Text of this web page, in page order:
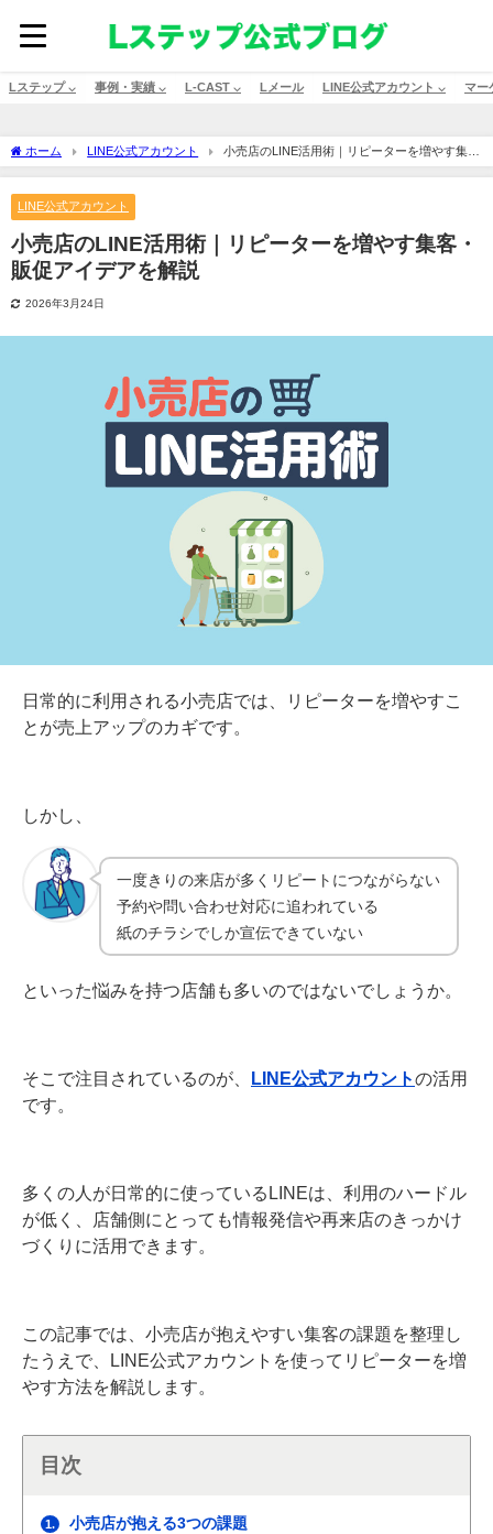
Lステップ ⌵ 事例・実績 ⌵ L-CAST ⌵ Lメール LINE公式アカウント ⌵ マー
ホーム LINE公式アカウント
小売店のLINE活用術｜リピーターを増やす集
客・販促アイデアを解説
LINE公式アカウント
小売店のLINE活用術｜リピーターを増やす集客・
販促アイデアを解説
2026年3月24日
日常的に利用される小売店では、リピーターを増やすこ
とが売上アップのカギです。
しかし、
一度きりの来店が多くリピートにつながらない
予約や問い合わせ対応に追われている
紙のチラシでしか宣伝できていない
といった悩みを持つ店舗も多いのではないでしょうか。
そこで注目されているのが、 LINE公式アカウントの活用
です。
多くの人が日常的に使っているLINEは、利用のハードル
が低く、店舗側にとっても情報発信や再来店のきっかけ
づくりに活用できます。
この記事では、小売店が抱えやすい集客の課題を整理し
たうえで、LINE公式アカウントを使ってリピーターを増
やす方法を解説します。
目次
1. 小売店が抱える3つの課題